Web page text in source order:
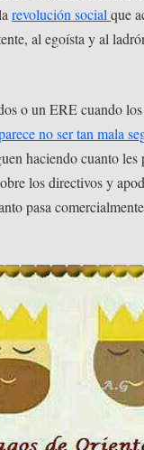
revolución socialque
al egoísta y al
o un ERE cuando los
no ser tan mala
haciendo cuanto les
los directivos y
pasa